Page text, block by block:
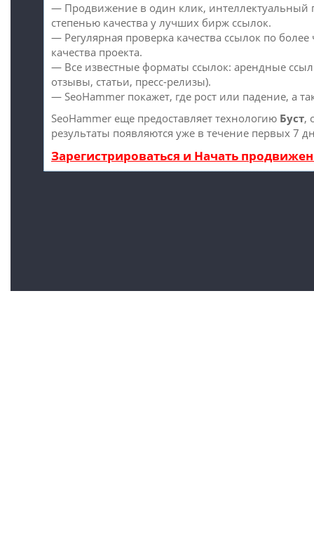
— Продвижение в один клик, интеллектуальный
степенью качества у лучших бирж ссылок.
— Регулярная проверка качества ссылок по
качества проекта.
— Все известные форматы ссылок: арендные
отзывы, статьи, пресс-релизы).
— SeoHammer покажет, где рост или падение, а
SeoHammer еще предоставляет технологию Буст,
результаты появляются уже в течение первых 7
Зарегистрироваться и Начать